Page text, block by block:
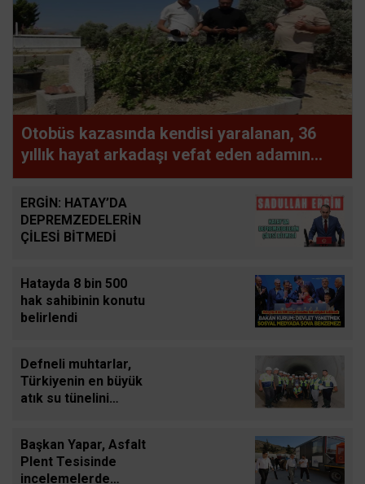
Otobüs kazasında kendisi yaralanan, 36
yıllık hayat arkadaşı vefat eden adamın
uykuya dalan şoförü defalarca uyardığı
ortaya çıktı
ERGİN: HATAY’DA
DEPREMZEDELERİN
ÇİLESİ BİTMEDİ
Hatayda 8 bin 500
hak sahibinin konutu
belirlendi
Defneli muhtarlar,
Türkiyenin en büyük
atık su tünelini
Başkan Yapar, Asfalt
Plent Tesisinde
incelemelerde